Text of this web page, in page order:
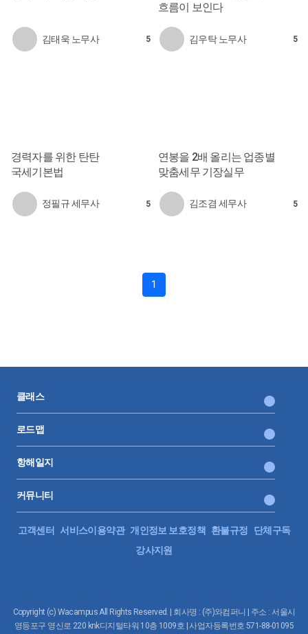
김태욱 노무사 5
흐름이 보인다
김우탁 노무사 5
경력자를 위한 탄탄
국세기본법
정필규 세무사 5
연봉을 2배 올리는 업종별
맞춤세무 기장실무
김조겸 세무사 5
1
클래스
로드맵
항해일지
커뮤니티
고객센터 서비스이용약관 개인정보 보호정책 환불규정
단체구독
강사지원
Copyright (c) Wacampus All Rights Reserved. | 회사명 : (주)와컴퍼니 | 주소 : 서울시
영등포구 영신로 220 knk디지털타워 10층 1009호 | 사업자등록번호 571-88-01095